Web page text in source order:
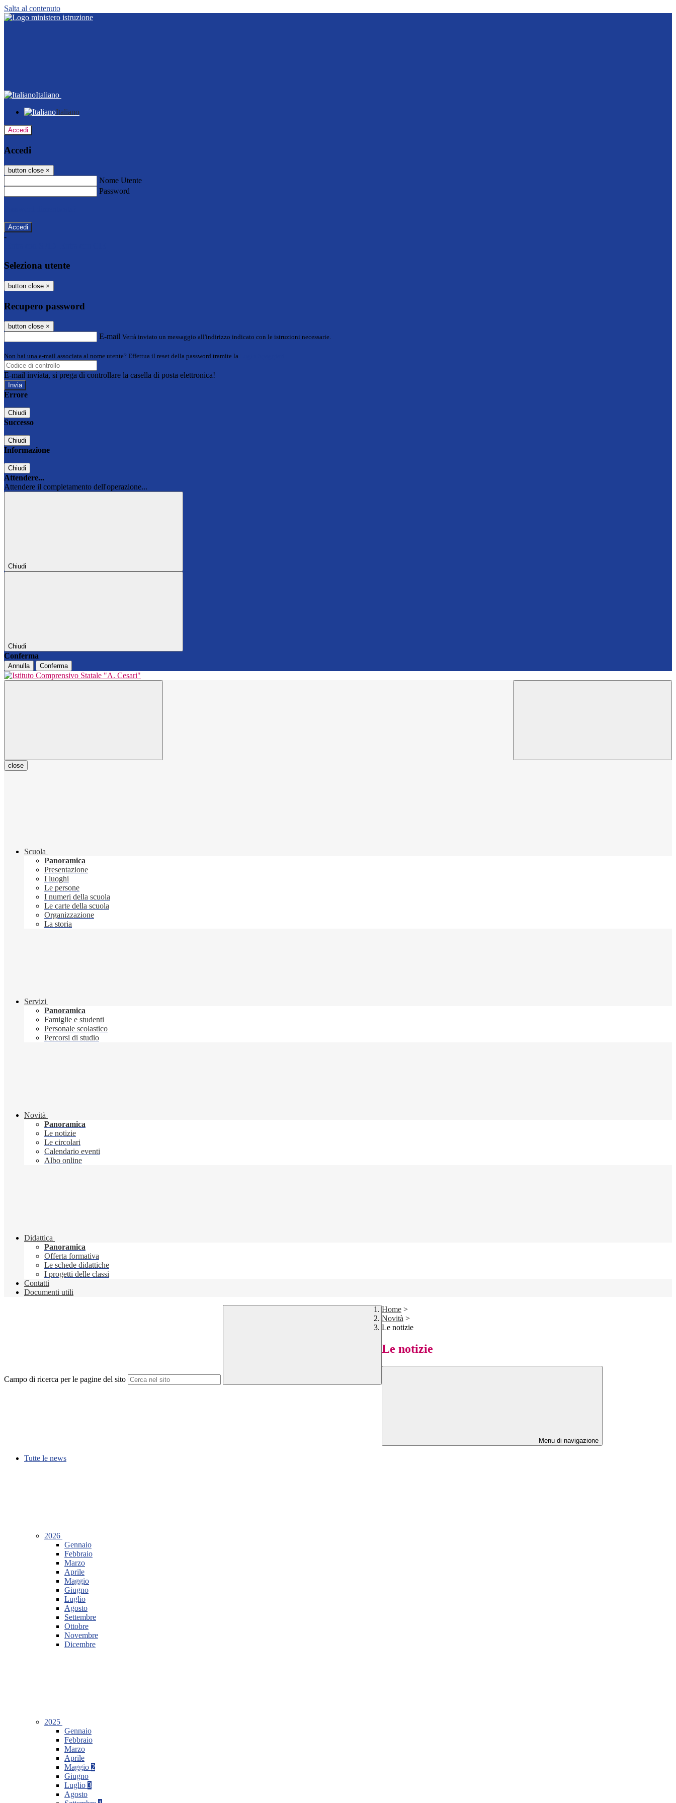
Salta al contenuto
Italiano
Italiano
Accedi
Accedi
button close ×
Nome Utente
Password
-
Seleziona utente
button close ×
Recupero password
button close ×
E-mail Verrà inviato un messaggio all'indirizzo indicato con le istruzioni necessarie.
Non hai una e-mail associata al nome utente? Effettua il reset della password tramite la
E-mail inviata, si prega di controllare la casella di posta elettronica!
Errore
Chiudi
Successo
Chiudi
Informazione
Chiudi
Attendere...
Attendere il completamento dell'operazione...
Chiudi
Chiudi
Conferma
Annulla Conferma
close
Scuola
Panoramica
Presentazione
I luoghi
Le persone
I numeri della scuola
Le carte della scuola
Organizzazione
La storia
Servizi
Panoramica
Famiglie e studenti
Personale scolastico
Percorsi di studio
Novità
Panoramica
Le notizie
Le circolari
Calendario eventi
Albo online
Didattica
Panoramica
Offerta formativa
Le schede didattiche
I progetti delle classi
Contatti
Documenti utili
Campo di ricerca per le pagine del sito
Home >
Novità >
Le notizie
Le notizie
Menu di navigazione
Tutte le news
2026
Gennaio
Febbraio
Marzo
Aprile
Maggio
Giugno
Luglio
Agosto
Settembre
Ottobre
Novembre
Dicembre
2025
Gennaio
Febbraio
Marzo
Aprile
Maggio 2
Giugno
Luglio 3
Agosto